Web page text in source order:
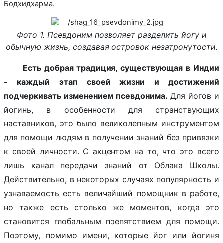
Бодхидхарма.
Фото 1. Псевдоним позволяет разделить йогу и
обычную жизнь, создавая островок незатронутости.
Есть добрая традиция, существующая в Индии
- каждый этап своей жизни и достижений
подчеркивать изменением псевдонима. Для йогов и
йогинь, в особенности для странствующих
наставников, это было великолепным инструментом
для помощи людям в получении знаний без привязки
к своей личности. С акцентом на то, что это всего
лишь канал передачи знаний от Облака Школы.
Действительно, в некоторых случаях популярность и
узнаваемость есть величайший помощник в работе,
но также есть столько же моментов, когда это
становится глобальным препятствием для помощи.
Поэтому, помимо имени, которые йог или йогиня